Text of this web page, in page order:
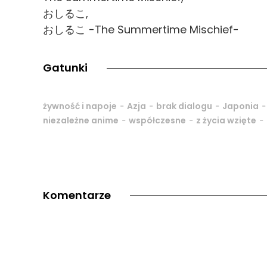
おしるこ,
おしるこ -The Summertime Mischief-
Gatunki
żywność i napoje - Azja - brak dialogu - Japonia -
niezależne anime - współczesne - z życia wzięte -
Komentarze